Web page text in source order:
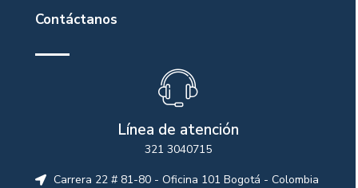
Contáctanos
Línea de atención
321 3040715
Carrera 22 # 81-80 - Oficina 101 Bogotá - Colombia